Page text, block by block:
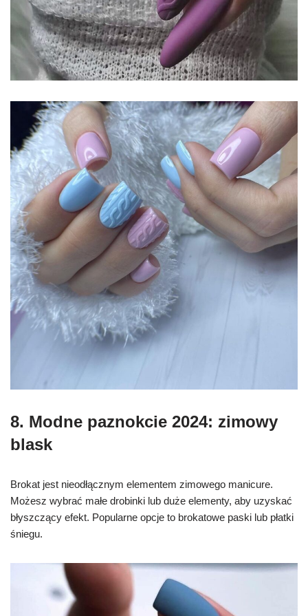
8. Modne paznokcie 2024: zimowy
blask
Brokat jest nieodłącznym elementem zimowego manicure.
Możesz wybrać małe drobinki lub duże elementy, aby uzyskać
błyszczący efekt. Popularne opcje to brokatowe paski lub płatki
śniegu.